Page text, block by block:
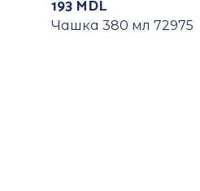
193 MDL
Чашка 380 мл 72975